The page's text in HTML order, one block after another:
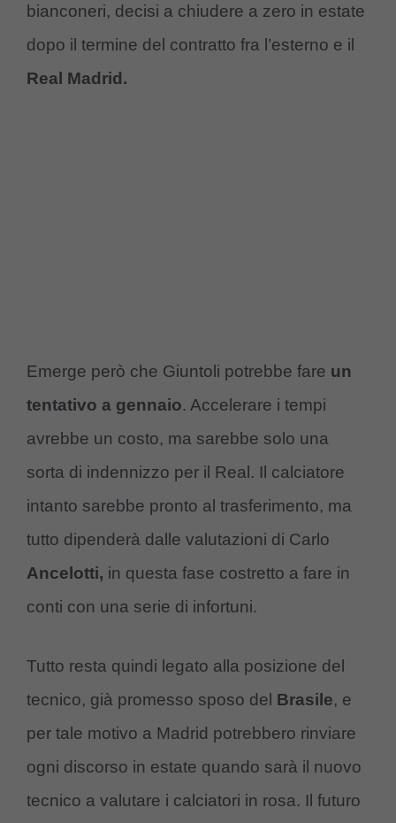
bianconeri, decisi a chiudere a zero in estate
dopo il termine del contratto fra l’esterno e il
Real Madrid.
Emerge però che Giuntoli potrebbe fare un
tentativo a gennaio. Accelerare i tempi
avrebbe un costo, ma sarebbe solo una
sorta di indennizzo per il Real. Il calciatore
intanto sarebbe pronto al trasferimento, ma
tutto dipenderà dalle valutazioni di Carlo
Ancelotti, in questa fase costretto a fare in
conti con una serie di infortuni.
Tutto resta quindi legato alla posizione del
tecnico, già promesso sposo del Brasile, e
per tale motivo a Madrid potrebbero rinviare
ogni discorso in estate quando sarà il nuovo
tecnico a valutare i calciatori in rosa. Il futuro